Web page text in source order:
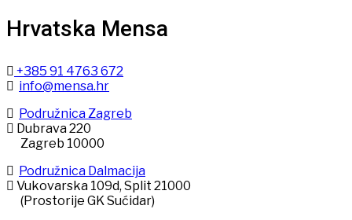
Hrvatska Mensa
+385 91 4763 672
info@mensa.hr
Podružnica Zagreb
Dubrava 220
Zagreb 10000
Podružnica Dalmacija
Vukovarska 109d, Split 21000
(Prostorije GK Sućidar)